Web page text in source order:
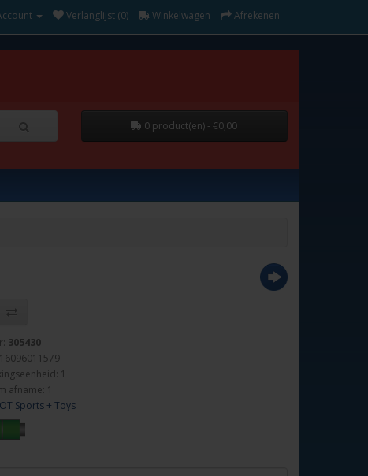
Verlanglijst (0) Winkelwagen Afrekenen
0 product(en) - €0,00
305430
1
afname: 1
Sports + Toys